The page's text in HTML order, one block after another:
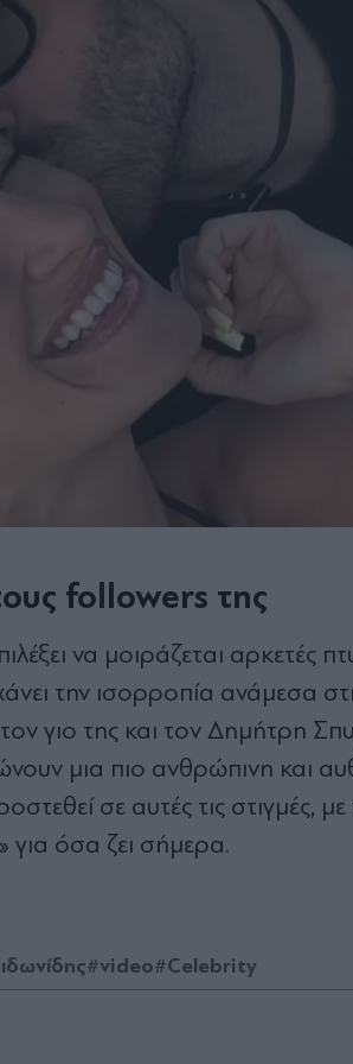
followers της
να μοιράζεται αρκετές
την ισορροπία ανάμεσα
γιο της και τον Δημήτρη
μια πιο ανθρώπινη και
σε αυτές τις στιγμές,
για όσα ζει σήμερα.
#video#Celebrity